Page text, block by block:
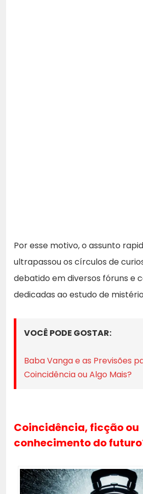
Por esse motivo, o assunto
ultrapassou os círculos de
debatido em diversos fóruns e
dedicadas ao estudo de
VOCÊ PODE GOSTAR:
Baba Vanga e as Previsões
Coincidência ou Algo Mais?
Coincidência, ficção ou
conhecimento do